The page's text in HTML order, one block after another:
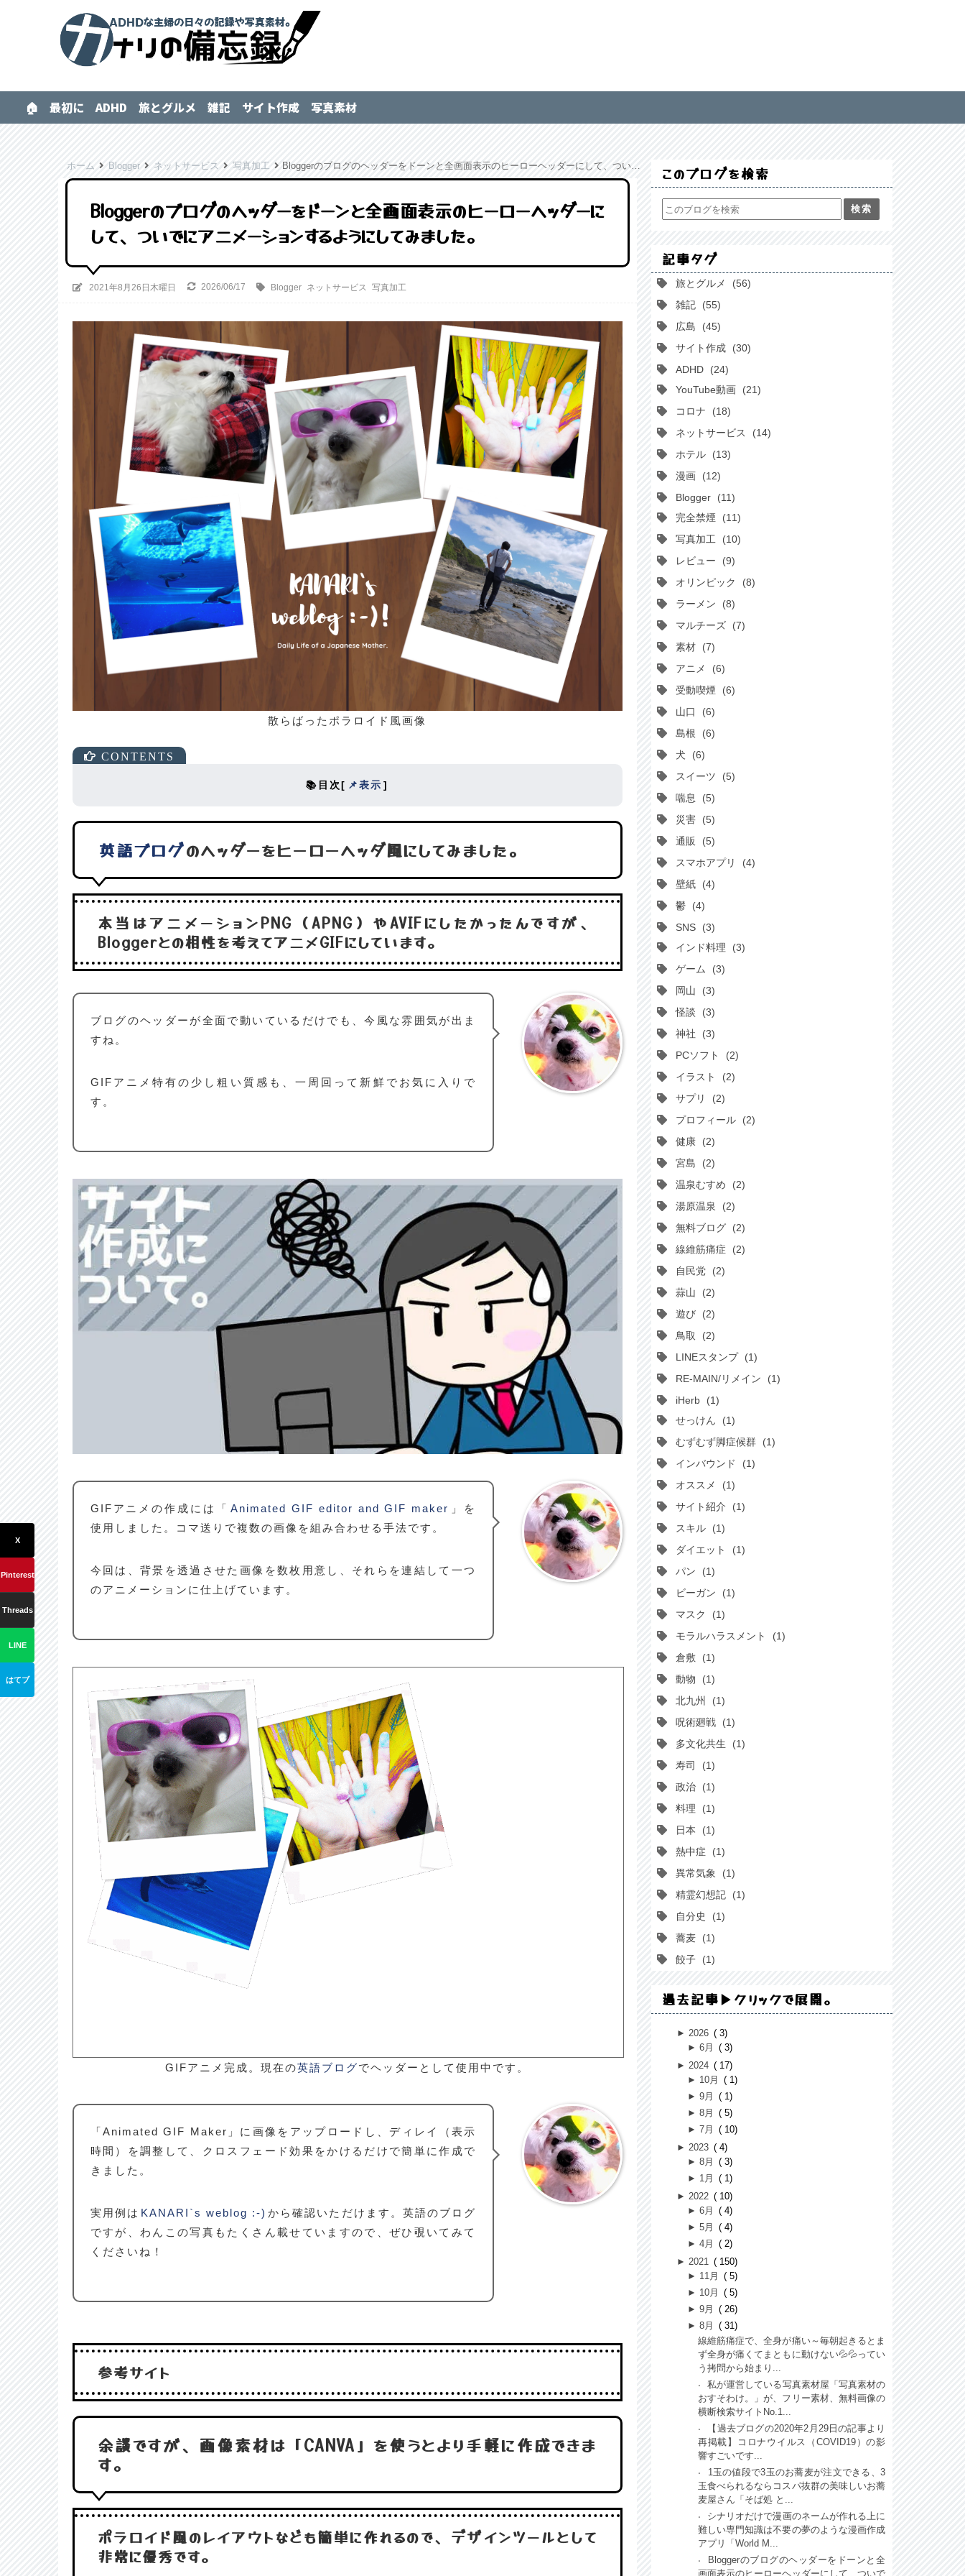
🏠 最初に ADHD 旅とグルメ 雑記 サイト作成 写真素材
ホーム Blogger ネットサービス 写真加工 Bloggerのブログのヘッダーをドーンと全画面表示のヒーローヘッダーにして、ついでにアニメーションするようにしてみました。
Bloggerのブログのヘッダーをドーンと全画面表示のヒーローヘッダーに
して、ついでにアニメーションするようにしてみました。
2021年8月26日木曜日 2026/06/17 Blogger ネットサービス 写真加工
散らばったポラロイド風画像
📚目次 [ 📌表示 ]
英語ブログのヘッダーをヒーローヘッダ風にしてみました。
本当はアニメーションPNG（APNG）やAVIFにしたかったんですが、
Bloggerとの相性を考えてアニメGIFにしています。
ブログのヘッダーが全面で動いているだけでも、今風な雰囲気が出ま
すね。
GIFアニメ特有の少し粗い質感も、一周回って新鮮でお気に入りで
す。
GIFアニメの作成には「 Animated GIF editor and GIF maker 」を
使用しました。コマ送りで複数の画像を組み合わせる手法です。
今回は、背景を透過させた画像を数枚用意し、それらを連結して一つ
のアニメーションに仕上げています。
GIFアニメ完成。現在の英語ブログでヘッダーとして使用中です。
「Animated GIF Maker」に画像をアップロードし、ディレイ（表示
時間）を調整して、クロスフェード効果をかけるだけで簡単に作成で
きました。
実用例は KANARI`s weblog :-) から確認いただけます。英語のブログ
ですが、わんこの写真もたくさん載せていますので、ぜひ覗いてみて
くださいね！
参考サイト
余談ですが、画像素材は「CANVA」を使うとより手軽に作成できま
す。
ポラロイド風のレイアウトなども簡単に作れるので、デザインツールとして
非常に優秀です。
このブログを検索
記事タグ
旅とグルメ
56
雑記
55
広島
45
サイト作成
30
ADHD
24
YouTube動画
21
コロナ
18
ネットサービス
14
ホテル
13
漫画
12
Blogger
11
完全禁煙
11
写真加工
10
レビュー
9
オリンピック
8
ラーメン
8
マルチーズ
7
素材
7
アニメ
6
受動喫煙
6
山口
6
島根
6
犬
6
スイーツ
5
喘息
5
災害
5
通販
5
スマホアプリ
4
壁紙
4
鬱
4
SNS
3
インド料理
3
ゲーム
3
岡山
3
怪談
3
神社
3
PCソフト
2
イラスト
2
サプリ
2
プロフィール
2
健康
2
宮島
2
温泉むすめ
2
湯原温泉
2
無料ブログ
2
線維筋痛症
2
自民党
2
蒜山
2
遊び
2
鳥取
2
LINEスタンプ
1
RE-MAIN/リメイン
1
iHerb
1
せっけん
1
むずむず脚症候群
1
インバウンド
1
オススメ
1
サイト紹介
1
スキル
1
ダイエット
1
パン
1
ビーガン
1
マスク
1
モラルハラスメント
1
倉敷
1
動物
1
北九州
1
呪術廻戦
1
多文化共生
1
寿司
1
政治
1
料理
1
日本
1
熱中症
1
異常気象
1
精霊幻想記
1
自分史
1
蕎麦
1
餃子
1
過去記事▶クリックで展開。
►2026
3
►6月
3
►2024
17
► 10月
1
►9月
1
►8月
5
►7月
10
►2023
4
►8月
3
► 1月
1
►2022
10
►6月
4
►5月
4
►4月
2
►2021
150
► 11月
5
► 10月
5
►9月
26
►8月
31
線維筋痛症で、全身が痛い～毎朝起きるとま
ず全身が痛くてまともに動けない💦💦ってい
う拷問から始まり...
私が運営している写真素材屋「写真素材の
おすそわけ。」が、フリー素材、無料画像の
横断検索サイトNo.1...
【過去ブログの2020年2月29日の記事より
再掲載】コロナウイルス（COVID19）の影
響すごいです...
1玉の値段で3玉のお蕎麦が注文できる、3
玉食べられるならコスパ抜群の美味しいお蕎
麦屋さん「そば処 と...
シナリオだけで漫画のネームが作れる上に
難しい専門知識は不要の夢のような漫画作成
アプリ「World M...
Bloggerのブログのヘッダーをドーンと全
画面表示のヒーローヘッダーにして、ついで
X
Pinterest
Threads
LINE
はてブ